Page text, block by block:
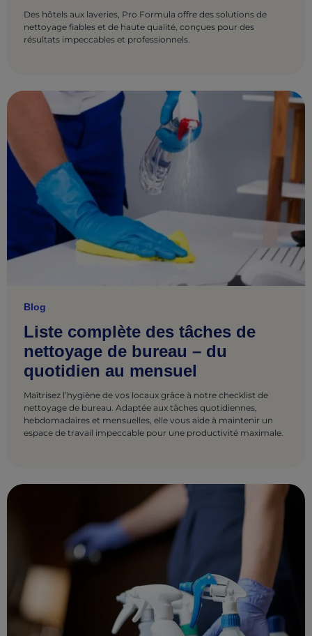
Des hôtels aux laveries, Pro Formula offre des solutions de
nettoyage fiables et de haute qualité, conçues pour des
résultats impeccables et professionnels.
Blog
Liste complète des tâches de
nettoyage de bureau – du
quotidien au mensuel
Maîtrisez l’hygiène de vos locaux grâce à notre checklist de
nettoyage de bureau. Adaptée aux tâches quotidiennes,
hebdomadaires et mensuelles, elle vous aide à maintenir un
espace de travail impeccable pour une productivité maximale.